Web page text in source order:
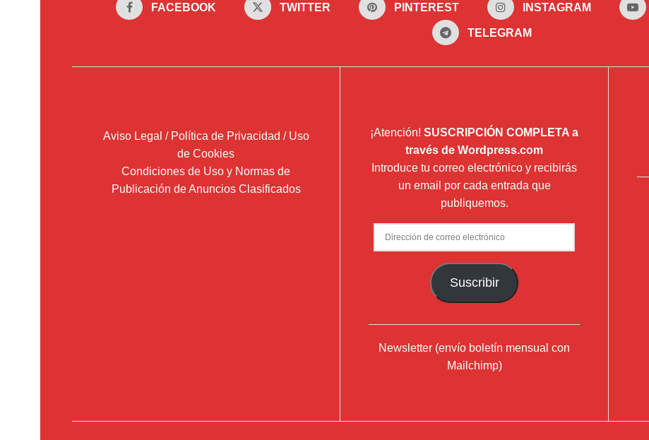
FACEBOOK TWITTER PINTEREST INSTAGRAM
TELEGRAM
Aviso Legal / Política de Privacidad / Uso
de Cookies
Condiciones de Uso y Normas de
Publicación de Anuncios Clasificados
¡Atención! SUSCRIPCIÓN COMPLETA a
través de Wordpress.com
Introduce tu correo electrónico y recibirás
un email por cada entrada que
publiquemos.
Dirección
de
Suscribir
Newsletter (envío boletín mensual con
Mailchimp)